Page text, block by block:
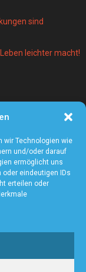
wir Technologien wie
und/oder darauf
ermöglicht uns
oder eindeutigen IDs
erteilen oder
sind
leichter macht!
zu buchen?